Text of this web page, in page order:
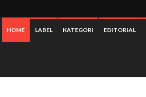
HOME LABEL KATEGORI EDITORIAL